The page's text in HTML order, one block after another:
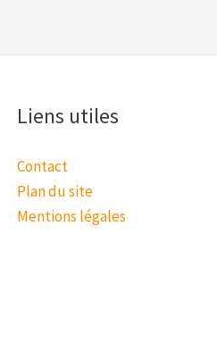
Liens utiles
Contact
Plan du site
Mentions légales